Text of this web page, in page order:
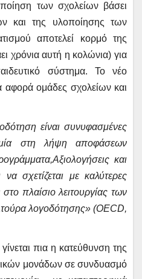
των σχολείων βάσει
και της υλοποίησης των
αποτελεί κορμό της
χρόνια αυτή η κολώνια) για
σύστημα. Το νέο
ομάδες σχολείων και
είναι συνυφασμένες
στη λήψη αποφάσεων
και
σχετίζεται με καλύτερες
στο πλαίσιο λειτουργίας των
λογοδότησης» (OECD,
πια η κατεύθυνση της
μονάδων σε συνδυασμό